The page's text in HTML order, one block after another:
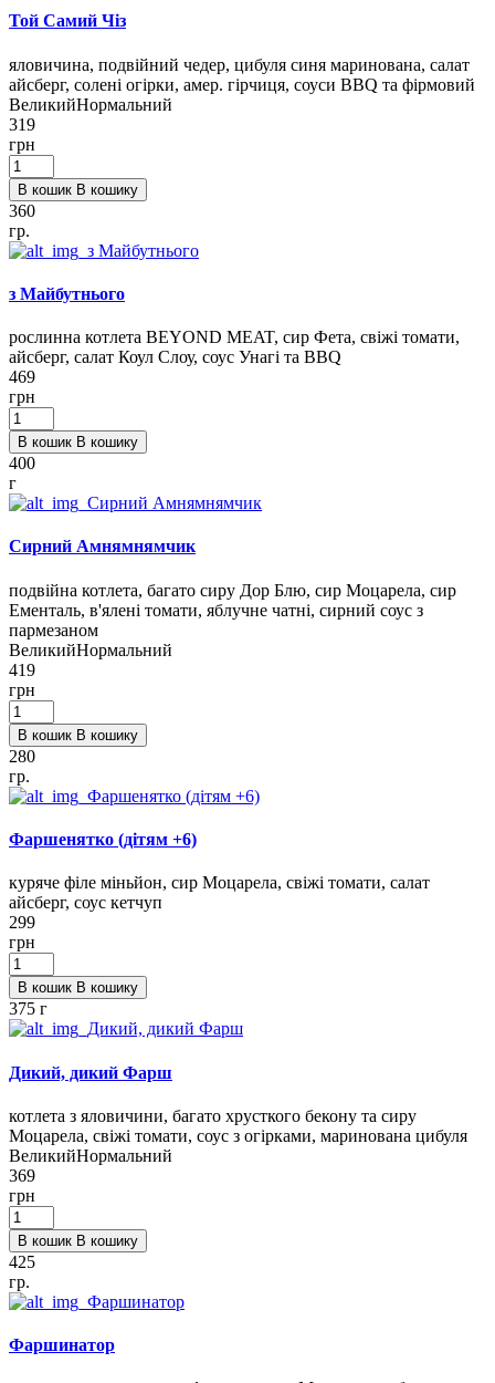
Той Самий Чіз
яловичина, подвійний чедер, цибуля синя маринована, салат
айсберг, солені огірки, амер. гірчиця, соуси BBQ та фірмовий
ВеликийНормальний
319
грн
В кошик В кошику
360
гр.
з Майбутнього
рослинна котлета BEYOND MEAT, сир Фета, свіжі томати,
айсберг, салат Коул Слоу, соус Унагі та BBQ
469
грн
В кошик В кошику
400
г
Сирний Амнямнямчик
подвійна котлета, багато сиру Дор Блю, сир Моцарела, сир
Ементаль, в'ялені томати, яблучне чатні, сирний соус з
пармезаном
ВеликийНормальний
419
грн
В кошик В кошику
280
гр.
Фаршенятко (дітям +6)
куряче філе міньйон, сир Моцарела, свіжі томати, салат
айсберг, соус кетчуп
299
грн
В кошик В кошику
375 г
Дикий, дикий Фарш
котлета з яловичини, багато хрусткого бекону та сиру
Моцарела, свіжі томати, соус з огірками, маринована цибуля
ВеликийНормальний
369
грн
В кошик В кошику
425
гр.
Фаршинатор